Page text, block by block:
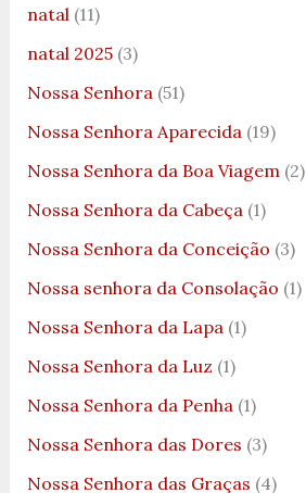
natal (11)
natal 2025(3)
Nossa Senhora (51)
Nossa Senhora Aparecida (19)
Nossa Senhora da Boa Viagem (2)
Nossa Senhora da Cabeça (1)
Nossa Senhora da Conceição (3)
Nossa senhora da Consolação (1)
Nossa Senhora da Lapa (1)
Nossa Senhora da Luz (1)
Nossa Senhora da Penha (1)
Nossa Senhora das Dores (3)
Nossa Senhora das Graças (4)